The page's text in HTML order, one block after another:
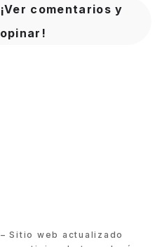
¡Ver comentarios y
opinar!
– Sitio web actualizado